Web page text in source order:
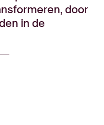
door
in de